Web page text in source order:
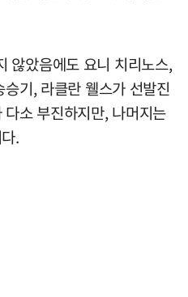
않았음에도 요니 치리노스,
기, 라클란 웰스가 선발진
소 부진하지만, 나머지는
.